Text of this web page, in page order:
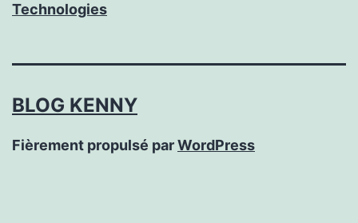
Technologies
BLOG KENNY
Fièrement propulsé parWordPress